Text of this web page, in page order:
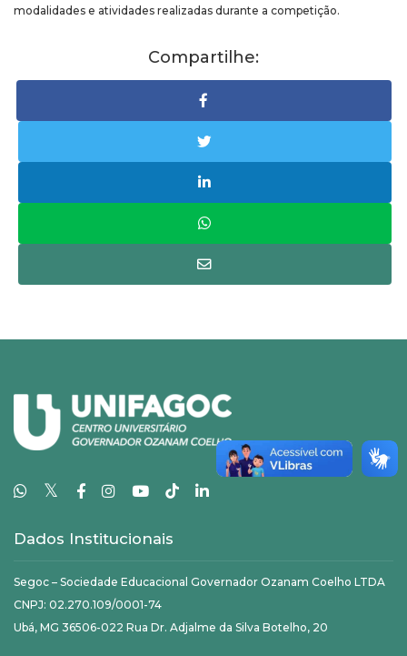
modalidades e atividades realizadas durante a competição.
Compartilhe:
𝕏
Dados Institucionais
Segoc – Sociedade Educacional Governador Ozanam Coelho LTDA
CNPJ: 02.270.109/0001-74
Ubá, MG 36506-022 Rua Dr. Adjalme da Silva Botelho, 20